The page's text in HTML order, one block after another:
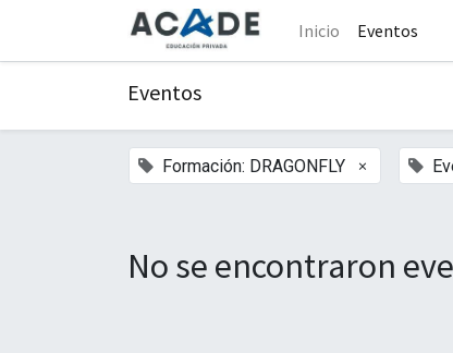
Inicio Eventos
Eventos
Formación: DRAGONFLY ×
No se encontraron